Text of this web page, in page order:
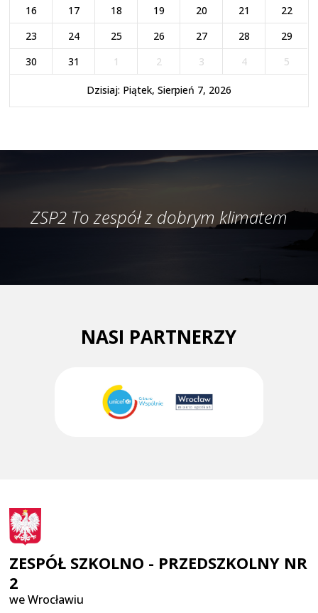
16
17 18 19 20 21
22
23
24 25 26 27 28
29
30
31 1 2 3 4 5
Dzisiaj: Piątek, Sierpień 7, 2026
ZSP2 To zespół z dobrym klimatem
NASI PARTNERZY
ZESPÓŁ SZKOLNO - PRZEDSZKOLNY NR
2
we Wrocławiu